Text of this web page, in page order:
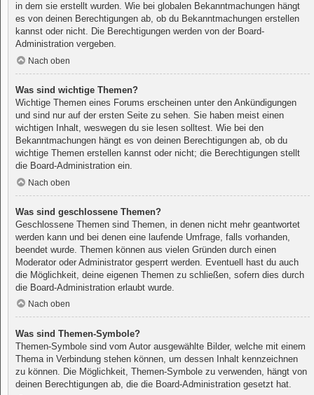
in dem sie erstellt wurden. Wie bei globalen Bekanntmachungen hängt
es von deinen Berechtigungen ab, ob du Bekanntmachungen erstellen
kannst oder nicht. Die Berechtigungen werden von der Board-
Administration vergeben.
Nach oben
Was sind wichtige Themen?
Wichtige Themen eines Forums erscheinen unter den Ankündigungen
und sind nur auf der ersten Seite zu sehen. Sie haben meist einen
wichtigen Inhalt, weswegen du sie lesen solltest. Wie bei den
Bekanntmachungen hängt es von deinen Berechtigungen ab, ob du
wichtige Themen erstellen kannst oder nicht; die Berechtigungen stellt
die Board-Administration ein.
Nach oben
Was sind geschlossene Themen?
Geschlossene Themen sind Themen, in denen nicht mehr geantwortet
werden kann und bei denen eine laufende Umfrage, falls vorhanden,
beendet wurde. Themen können aus vielen Gründen durch einen
Moderator oder Administrator gesperrt werden. Eventuell hast du auch
die Möglichkeit, deine eigenen Themen zu schließen, sofern dies durch
die Board-Administration erlaubt wurde.
Nach oben
Was sind Themen-Symbole?
Themen-Symbole sind vom Autor ausgewählte Bilder, welche mit einem
Thema in Verbindung stehen können, um dessen Inhalt kennzeichnen
zu können. Die Möglichkeit, Themen-Symbole zu verwenden, hängt von
deinen Berechtigungen ab, die die Board-Administration gesetzt hat.